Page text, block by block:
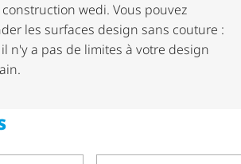
wedi. Vous pouvez
les surfaces design sans couture :
n'y a pas de limites à votre design